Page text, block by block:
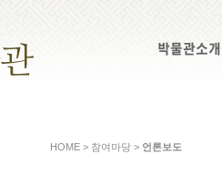
박물관소개
HOME > 참여마당 > 언론보도